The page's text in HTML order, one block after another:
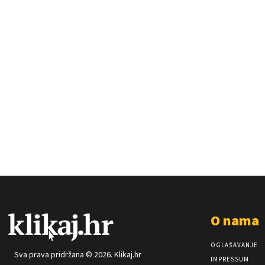
Sva prava pridržana © 2026. Klikaj.hr
O nama
OGLAŠAVANJE
IMPRESSUM